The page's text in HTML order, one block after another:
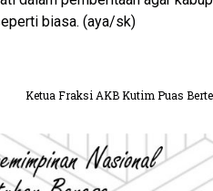
biasa. (aya/sk)
Ketua Fraksi AKB Kutim Puas